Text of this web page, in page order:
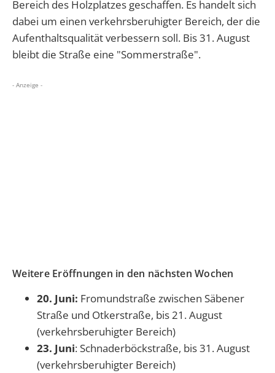
Bereich des Holzplatzes geschaffen. Es handelt sich
dabei um einen verkehrsberuhigter Bereich, der die
Aufenthaltsqualität verbessern soll. Bis 31. August
bleibt die Straße eine "Sommerstraße".
- Anzeige -
Weitere Eröffnungen in den nächsten Wochen
20. Juni: Fromundstraße zwischen Säbener
Straße und Otkerstraße, bis 21. August
(verkehrsberuhigter Bereich)
23. Juni: Schnaderböckstraße, bis 31. August
(verkehrsberuhigter Bereich)